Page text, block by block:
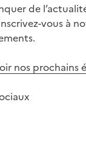
de
vous à
nos prochains